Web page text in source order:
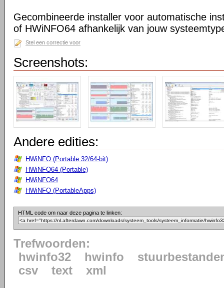
Gecombineerde installer voor automatische
of HWiNFO64 afhankelijk van jouw
Stel een correctie voor
Screenshots:
Andere edities:
HWiNFO (Portable 32/64-bit)
HWiNFO64 (Portable)
HWiNFO64
HWiNFO (PortableApps)
HTML code om naar deze pagina te linken:
Trefwoorden:
hwinfo32
hwinfo
csv
text xml